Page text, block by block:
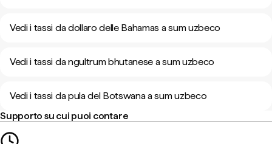
Vedi i tassi da dollaro delle Bahamas a sum uzbeco
Vedi i tassi da ngultrum bhutanese a sum uzbeco
Vedi i tassi da pula del Botswana a sum uzbeco
Supporto su cui puoi contare